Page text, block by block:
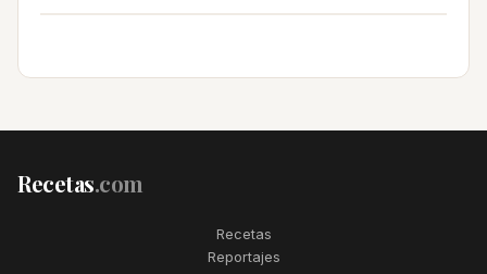
Recetas.com
Recetas
Reportajes